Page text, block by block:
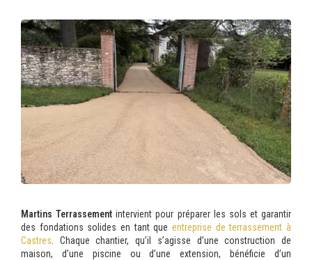
Martins Terrassement intervient pour préparer les sols et garantir
des fondations solides en tant que entreprise de terrassement à
Castres . Chaque chantier, qu’il s’agisse d’une construction de
maison, d’une piscine ou d’une extension, bénéficie d’un